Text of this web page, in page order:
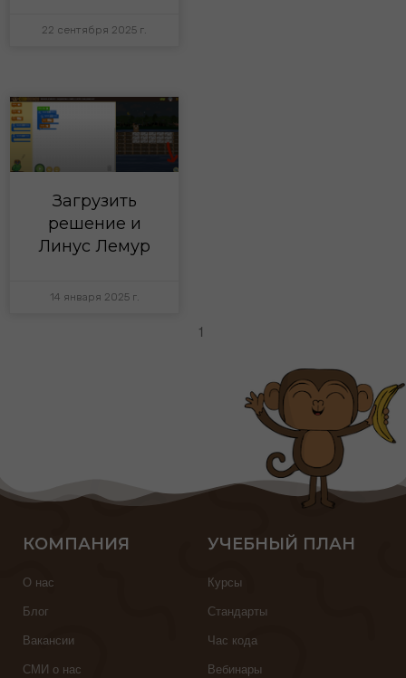
22 сентября 2025 г.
Загрузить
решение и
Линус Лемур
14 января 2025 г.
1
КОМПАНИЯ
О нас
Блог
Вакансии
СМИ о нас
УЧЕБНЫЙ ПЛАН
Курсы
Стандарты
Час кода
Вебинары